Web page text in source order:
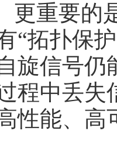
更重要的
“拓扑保
旋信号仍
程中丢失
性能、高